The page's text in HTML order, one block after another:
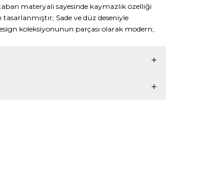
materyali sayesinde kaymazlık özelliği
Sade ve düz deseniyle
koleksiyonunun parçası olarak modern;